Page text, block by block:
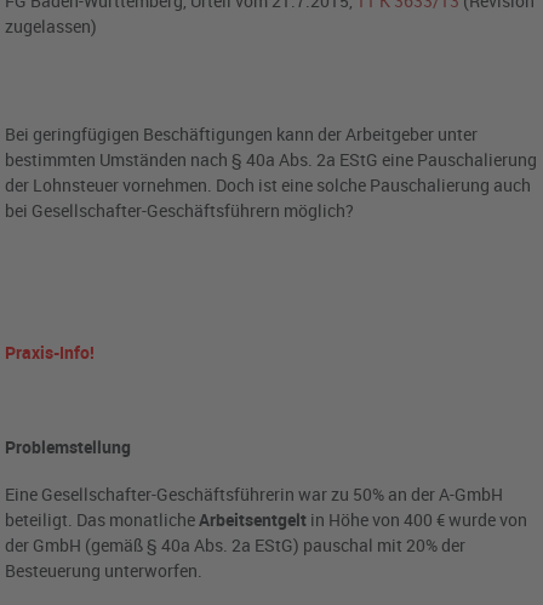
zugelassen)
Bei geringfügigen Beschäftigungen kann der Arbeitgeber unter
bestimmten Umständen nach § 40a Abs. 2a EStG eine Pauschalierung
der Lohnsteuer vornehmen. Doch ist eine solche Pauschalierung auch
bei Gesellschafter-Geschäftsführern möglich?
Praxis-Info!
Problemstellung
Eine Gesellschafter-Geschäftsführerin war zu 50% an der A-GmbH
beteiligt. Das monatlicheArbeitsentgelt in Höhe von 400 € wurde von
der GmbH (gemäß § 40a Abs. 2a EStG) pauschal mit 20% der
Besteuerung unterworfen.